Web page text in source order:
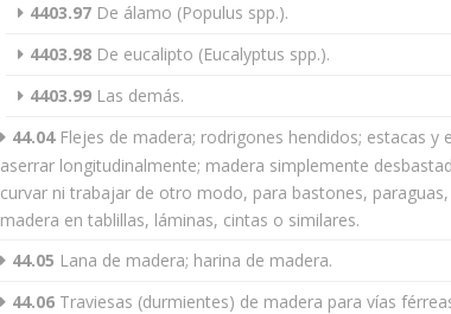
4403.97 De álamo (Populus spp.).
4403.98 De eucalipto (Eucalyptus spp.).
4403.99 Las demás.
44.04Flejes de madera; rodrigones hendidos; estacas y
aserrar longitudinalmente; madera simplemente
curvar ni trabajar de otro modo, para bastones,
madera en tablillas, láminas, cintas o similares.
44.05 Lana de madera; harina de madera.
44.06 Traviesas (durmientes) de madera para vías